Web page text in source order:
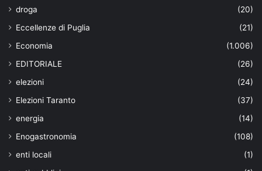
droga
(20)
Eccellenze di Puglia
(21)
Economia
(1.006)
EDITORIALE
(26)
elezioni
(24)
Elezioni Taranto
(37)
energia
(14)
Enogastronomia
(108)
enti locali
(1)